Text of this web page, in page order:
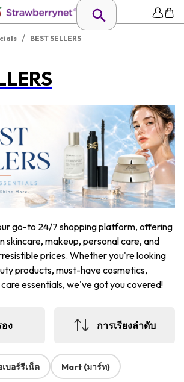
/ BEST SELLERS
go-to 24/7 shopping platform, offering
skincare, makeup, personal care, and
prices. Whether you're looking
products, must-have cosmetics,
essentials, we've got you covered!
ง การเรียงลำดับ
บอร์รีเน็ต Mart (มาร์ท)